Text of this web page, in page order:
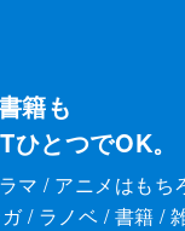
籍も
ひとつでOK。
マ / アニメはもち
/ ラノベ / 書籍 /